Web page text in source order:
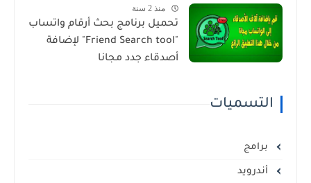
منذ 2 سنة
تحميل برنامج بحث أرقام واتساب
"Friend Search tool" لإضافة
أصدقاء جدد مجانا
التسميات
برامج
أندرويد